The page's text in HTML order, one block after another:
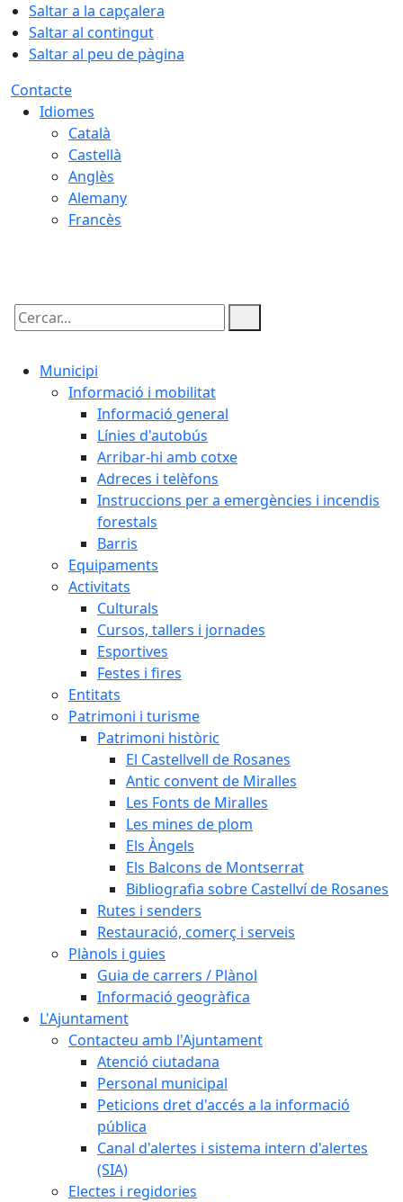
Saltar a la capçalera
Saltar al contingut
Saltar al peu de pàgina
Contacte
Idiomes
Català
Castellà
Anglès
Alemany
Francès
Cercar:
Municipi
Informació i mobilitat
Informació general
Línies d'autobús
Arribar-hi amb cotxe
Adreces i telèfons
Instruccions per a emergències i incendis
forestals
Barris
Equipaments
Activitats
Culturals
Cursos, tallers i jornades
Esportives
Festes i fires
Entitats
Patrimoni i turisme
Patrimoni històric
El Castellvell de Rosanes
Antic convent de Miralles
Les Fonts de Miralles
Les mines de plom
Els Àngels
Els Balcons de Montserrat
Bibliografia sobre Castellví de Rosanes
Rutes i senders
Restauració, comerç i serveis
Plànols i guies
Guia de carrers / Plànol
Informació geogràfica
L'Ajuntament
Contacteu amb l'Ajuntament
Atenció ciutadana
Personal municipal
Peticions dret d'accés a la informació
pública
Canal d'alertes i sistema intern d'alertes
(SIA)
Electes i regidories